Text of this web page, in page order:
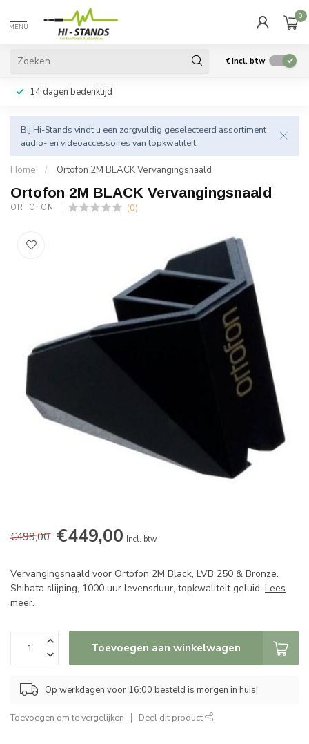
MENU
0
€Incl. btw
14 dagen bedenktijd
Bij Hi-Stands vindt u een zorgvuldig geselecteerd assortiment
audio- en videoaccessoires van topkwaliteit.
Home / Ortofon 2M BLACK Vervangingsnaald
Ortofon 2M BLACK Vervangingsnaald
ORTOFON (0)
€499,00 €449,00 Incl. btw
Vervangingsnaald voor Ortofon 2M Black, LVB 250 & Bronze.
Shibata slijping, 1000 uur levensduur, topkwaliteit geluid. Lees
meer.
Toevoegen aan winkelwagen
Op werkdagen voor 16:00 besteld is morgen in huis!
Toevoegen om te vergelijken Deel dit product